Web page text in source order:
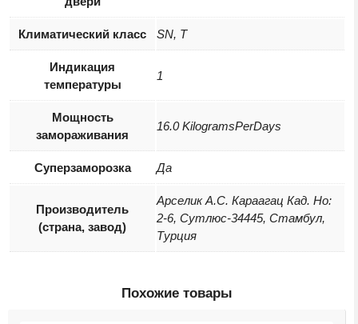
Климатический класс SN, T
Индикация
температуры
1
Мощность
замораживания
16.0 KilogramsPerDays
Суперзаморозка Да
Производитель
(страна, завод)
Арселик А.С. Караагац Кад. Нo:
2-6, Сутлюс-34445, Стамбул,
Турция
Похожие товары